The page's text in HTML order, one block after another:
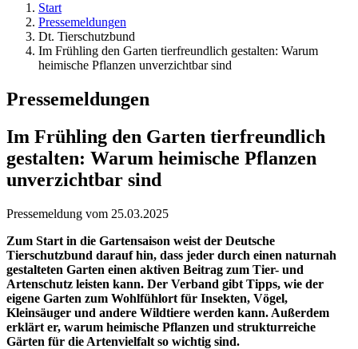
Start
Pressemeldungen
Dt. Tierschutzbund
Im Frühling den Garten tierfreundlich gestalten: Warum
heimische Pflanzen unverzichtbar sind
Pressemeldungen
Im Frühling den Garten tierfreundlich
gestalten: Warum heimische Pflanzen
unverzichtbar sind
Pressemeldung vom 25.03.2025
Zum Start in die Gartensaison weist der Deutsche
Tierschutzbund darauf hin, dass jeder durch einen naturnah
gestalteten Garten einen aktiven Beitrag zum Tier- und
Artenschutz leisten kann. Der Verband gibt Tipps, wie der
eigene Garten zum Wohlfühlort für Insekten, Vögel,
Kleinsäuger und andere Wildtiere werden kann. Außerdem
erklärt er, warum heimische Pflanzen und strukturreiche
Gärten für die Artenvielfalt so wichtig sind.